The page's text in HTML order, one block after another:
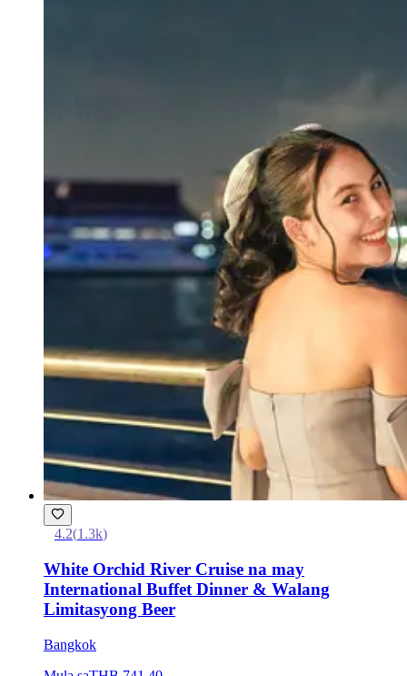
4.2(1.3k)
White Orchid River Cruise na may
International Buffet Dinner & Walang
Limitasyong Beer
Bangkok